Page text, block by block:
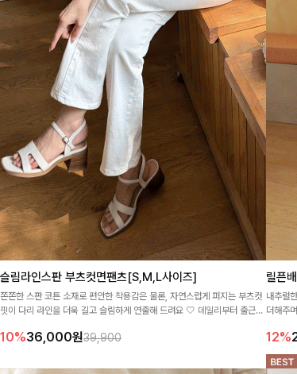
슬림라인스판 부츠컷면팬츠[S,M,L사이즈]
쫀쫀한 스판 코튼 소재로 편안한 착용감은 물론, 자연스럽게 퍼지는 부츠컷
핏이 다리 라인을 더욱 길고 슬림하게 연출해 드려요 🤍 데일리부터 출근룩
10%36,000원39,900
릴픈
내추럴
더해주
주 가는
12%